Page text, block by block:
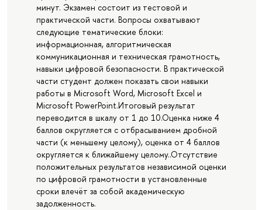
минут. Экзамен состоит из тестовой и
практической части. Вопросы охватывают
следующие тематические блоки:
информационная, алгоритмическая
коммуникационная и техническая грамотность,
навыки цифровой безопасности. В практической
части студент должен показать свои навыки
работы в Microsoft Word, Microsoft Excel и
Microsoft PowerPoint.Итоговый результат
переводится в шкалу от 1 до 10.Оценка ниже 4
баллов округляется с отбрасыванием дробной
части (к меньшему целому), оценка от 4 баллов
округляется к ближайшему целому..Отсутствие
положительных результатов независимой оценки
по цифровой грамотности в установленные
сроки влечёт за собой академическую
задолженность.